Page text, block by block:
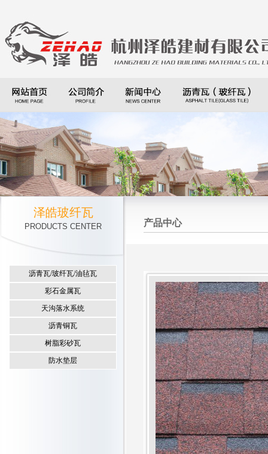
泽皓玻纤瓦
PRODUCTS CENTER
沥青瓦/玻纤瓦/油毡瓦
彩石金属瓦
天沟落水系统
沥青铜瓦
树脂彩砂瓦
防水垫层
产品中心